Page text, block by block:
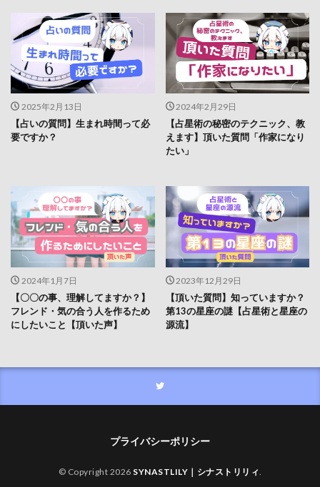
2025年2月13日
【占いの質問】生まれ時間って必
要ですか？
2024年2月29日
【占星術の秘密のテクニック、教
えます】頂いた質問「作家になり
たい」
2024年1月7日
【〇〇の事、理解してますか？】
フレンド・気の合う人を作るため
にしたいこと【頂いた声】
2023年12月29日
【頂いた質問】知っていますか？
第13の星座の謎【占星術と星座の
源流】
プライバシーポリシー
© Copyright 2026 SYNASTLILY｜シナストリリィ